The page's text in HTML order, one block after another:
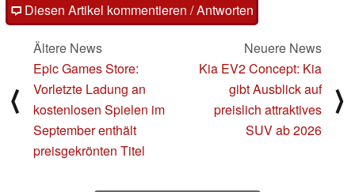
Diesen Artikel kommentieren / Antworten
⟨
Ältere News
Epic Games Store:
Vorletzte Ladung an
kostenlosen Spielen im
September enthält
preisgekrönten Titel
Neuere News
Kia EV2 Concept: Kia
gibt Ausblick auf
preislich attraktives
SUV ab 2026
⟩